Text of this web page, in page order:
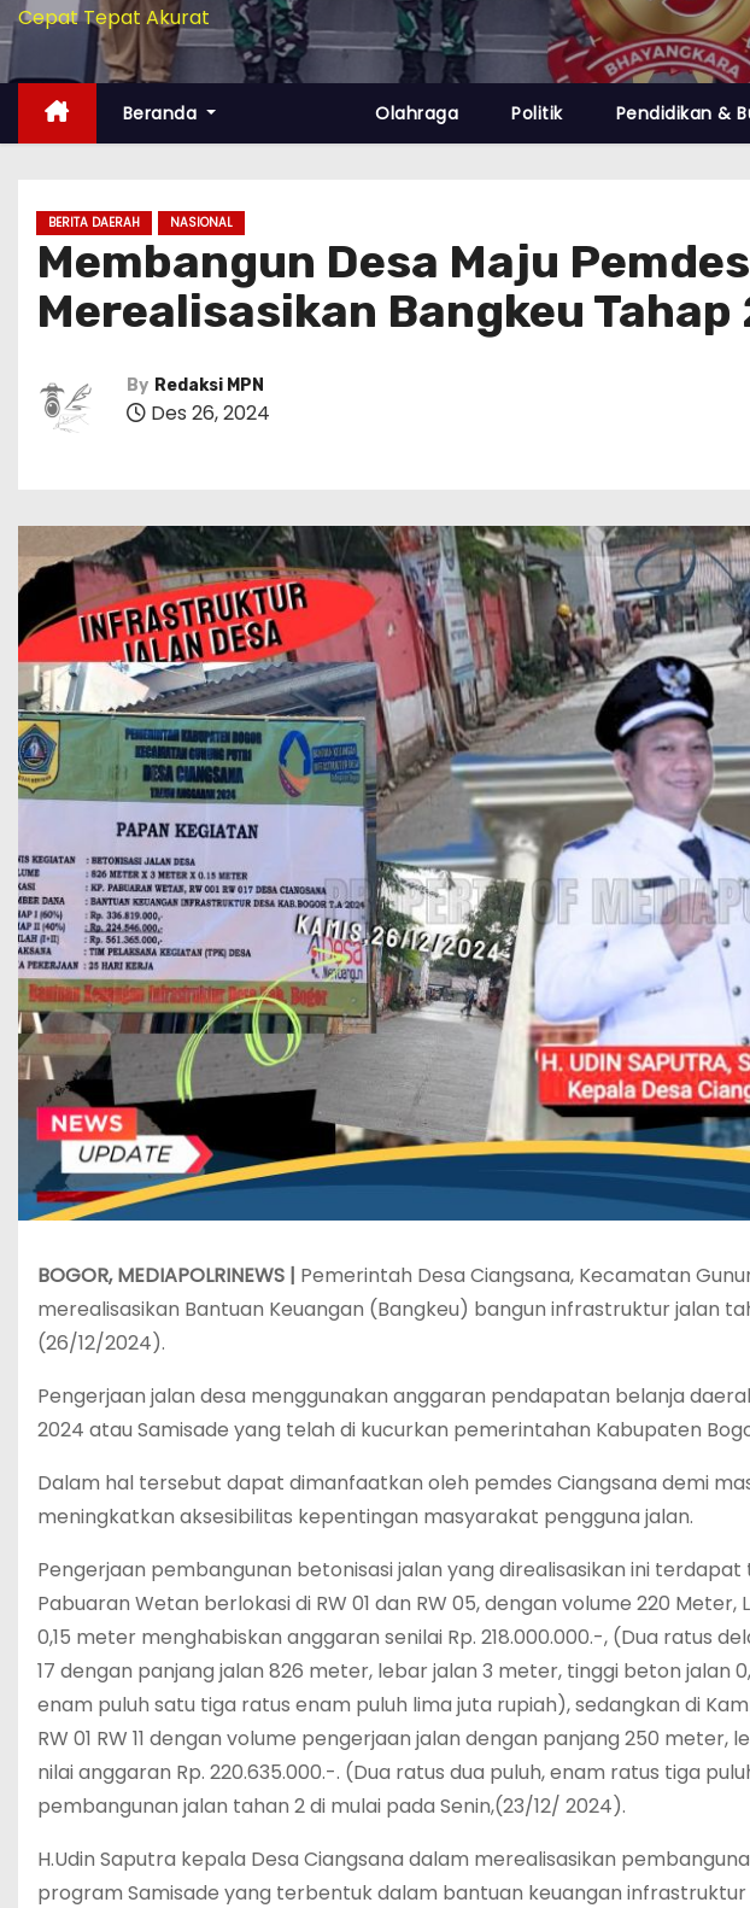
Cepat Tepat Akurat
Beranda Olahraga Politik Pendidikan &
BERITA DAERAH NASIONAL
Membangun Desa Maju
Merealisasikan Bangkeu
By Redaksi MPN
Des 26, 2024
BOGOR, MEDIAPOLRINEWS | Pemerintah Desa Ciangsana, Kecamatan
merealisasikan Bantuan Keuangan (Bangkeu) bangun infrastruktur jalan
(26/12/2024).
Pengerjaan jalan desa menggunakan anggaran pendapatan belanja
2024 atau Samisade yang telah di kucurkan pemerintahan Kabupaten
Dalam hal tersebut dapat dimanfaatkan oleh pemdes Ciangsana demi
meningkatkan aksesibilitas kepentingan masyarakat pengguna jalan.
Pengerjaan pembangunan betonisasi jalan yang direalisasikan ini
Pabuaran Wetan berlokasi di RW 01 dan RW 05, dengan volume 220
0,15 meter menghabiskan anggaran senilai Rp. 218.000.000.-, (Dua ratus
17 dengan panjang jalan 826 meter, lebar jalan 3 meter, tinggi beton jalan
enam puluh satu tiga ratus enam puluh lima juta rupiah), sedangkan di
RW 01 RW 11 dengan volume pengerjaan jalan dengan panjang 250
nilai anggaran Rp. 220.635.000.-. (Dua ratus dua puluh, enam ratus tiga
pembangunan jalan tahan 2 di mulai pada Senin,(23/12/ 2024).
H.Udin Saputra kepala Desa Ciangsana dalam merealisasikan
program Samisade yang terbentuk dalam bantuan keuangan